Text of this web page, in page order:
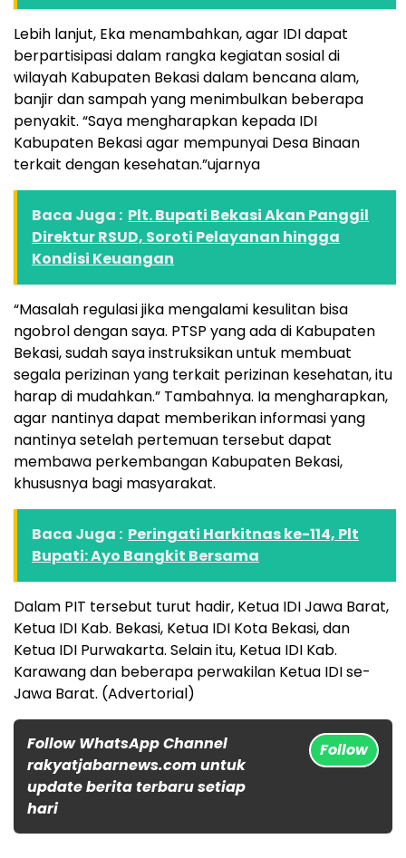
Lebih lanjut, Eka menambahkan, agar IDI dapat
berpartisipasi dalam rangka kegiatan sosial di
wilayah Kabupaten Bekasi dalam bencana alam,
banjir dan sampah yang menimbulkan beberapa
penyakit. “Saya mengharapkan kepada IDI
Kabupaten Bekasi agar mempunyai Desa Binaan
terkait dengan kesehatan.”ujarnya
Baca Juga : Plt. Bupati Bekasi Akan Panggil
Direktur RSUD, Soroti Pelayanan hingga
Kondisi Keuangan
“Masalah regulasi jika mengalami kesulitan bisa
ngobrol dengan saya. PTSP yang ada di Kabupaten
Bekasi, sudah saya instruksikan untuk membuat
segala perizinan yang terkait perizinan kesehatan, itu
harap di mudahkan.” Tambahnya. Ia mengharapkan,
agar nantinya dapat memberikan informasi yang
nantinya setelah pertemuan tersebut dapat
membawa perkembangan Kabupaten Bekasi,
khususnya bagi masyarakat.
Baca Juga : Peringati Harkitnas ke-114, Plt
Bupati: Ayo Bangkit Bersama
Dalam PIT tersebut turut hadir, Ketua IDI Jawa Barat,
Ketua IDI Kab. Bekasi, Ketua IDI Kota Bekasi, dan
Ketua IDI Purwakarta. Selain itu, Ketua IDI Kab.
Karawang dan beberapa perwakilan Ketua IDI se-
Jawa Barat. (Advertorial)
Follow WhatsApp Channel
rakyatjabarnews.com untuk
update berita terbaru setiap
hari
Follow